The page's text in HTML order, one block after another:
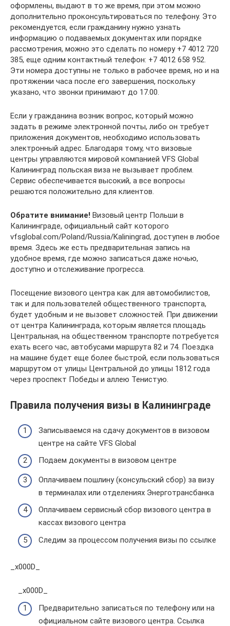
оформлены, выдают в то же время, при этом можно
дополнительно проконсультироваться по телефону. Это
рекомендуется, если гражданину нужно узнать
информацию о подаваемых документах или порядке
рассмотрения, можно это сделать по номеру +7 4012 720
385, еще одним контактный телефон: +7 4012 658 952.
Эти номера доступны не только в рабочее время, но и на
протяжении часа после его завершения, поскольку
указано, что звонки принимают до 17.00.
Если у гражданина возник вопрос, который можно
задать в режиме электронной почты, либо он требует
приложения документов, необходимо использовать
электронный адрес. Благодаря тому, что визовые
центры управляются мировой компанией VFS Global
Калининград польская виза не вызывает проблем.
Сервис обеспечивается высокий, а все вопросы
решаются положительно для клиентов.
Обратите внимание! Визовый центр Польши в
Калининграде, официальный сайт которого
vfsglobal.com/Poland/Russia/Kaliningrad, доступен в любое
время. Здесь же есть предварительная запись на
удобное время, где можно записаться даже ночью,
доступно и отслеживание прогресса.
Посещение визового центра как для автомобилистов,
так и для пользователей общественного транспорта,
будет удобным и не вызовет сложностей. При движении
от центра Калининграда, которым является площадь
Центральная, на общественном транспорте потребуется
ехать всего час, автобусами маршрута 82 и 74. Поездка
на машине будет еще более быстрой, если пользоваться
маршрутом от улицы Центральной до улицы 1812 года
через проспект Победы и аллею Тенистую.
Правила получения визы в Калининграде
Записываемся на сдачу документов в визовом
центре на сайте VFS Global
Подаем документы в визовом центре
Оплачиваем пошлину (консульский сбор) за визу
в терминалах или отделениях Энерготрансбанка
Оплачиваем сервисный сбор визового центра в
кассах визового центра
Следим за процессом получения визы по ссылке
_x000D_
_x000D_
Предварительно записаться по телефону или на
официальном сайте визового центра. Ссылка